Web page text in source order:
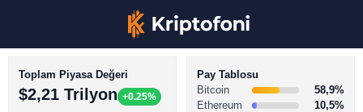
Toplam Piyasa Değeri
$2,21 Trilyon +0.25%
Pay Tablosu
Bitcoin
58,9%
Ethereum
10,5%